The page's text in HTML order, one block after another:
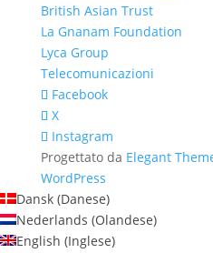
British Asian Trust
La Gnanam Foundation
Lyca Group
Telecomunicazioni
Facebook
X
Instagram
Progettato da Elegant
WordPress
Dansk (Danese)
Nederlands (Olandese)
English (Inglese)